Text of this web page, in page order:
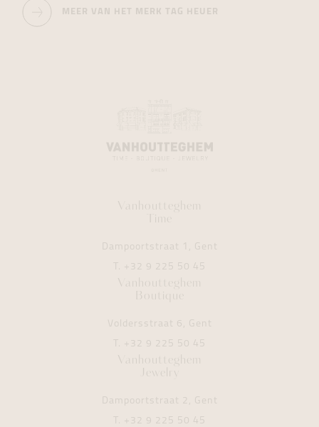
MEER VAN HET MERK TAG HEUER
Vanhoutteghem
Time
Dampoortstraat 1, Gent
T. +32 9 225 50 45
Vanhoutteghem
Boutique
Voldersstraat 6, Gent
T. +32 9 225 50 45
Vanhoutteghem
Jewelry
Dampoortstraat 2, Gent
T. +32 9 225 50 45